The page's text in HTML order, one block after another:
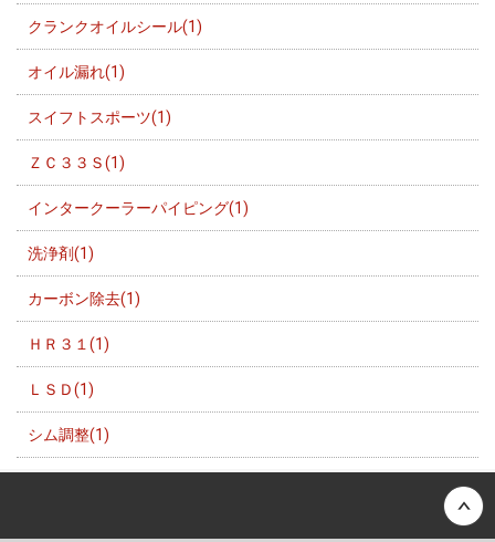
クランクオイルシール(1)
オイル漏れ(1)
スイフトスポーツ(1)
ＺＣ３３Ｓ(1)
インタークーラーパイピング(1)
洗浄剤(1)
カーボン除去(1)
ＨＲ３１(1)
ＬＳＤ(1)
シム調整(1)